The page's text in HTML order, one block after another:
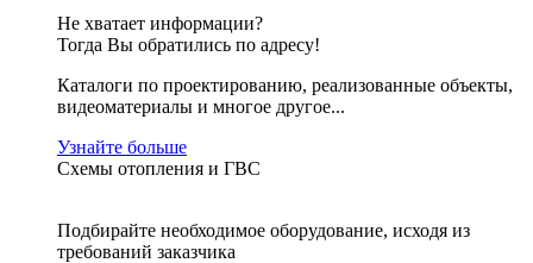
Не хватает информации?
Тогда Вы обратились по адресу!
Каталоги по проектированию, реализованные объекты,
видеоматериалы и многое другое...
Узнайте больше
Схемы отопления и ГВС
Подбирайте необходимое оборудование, исходя из
требований заказчика